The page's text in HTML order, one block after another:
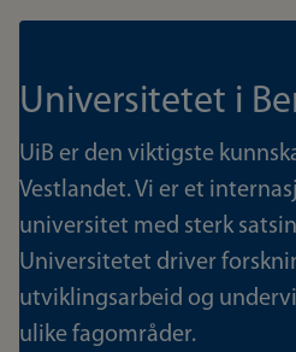
Universitetet i
UiB er den viktigste
Vestlandet. Vi er et
universitet med sterk
Universitetet driver
utviklingsarbeid og
ulike fagområder.